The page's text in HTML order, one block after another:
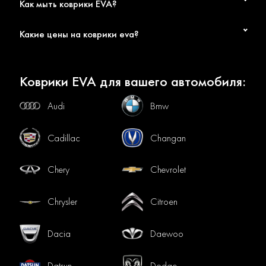
Как мыть коврики EVA?
Какие цены на коврики eva?
Коврики EVA для вашего автомобиля:
Audi Bmw
Cadillac Changan
Chery Chevrolet
Chrysler Citroen
Dacia Daewoo